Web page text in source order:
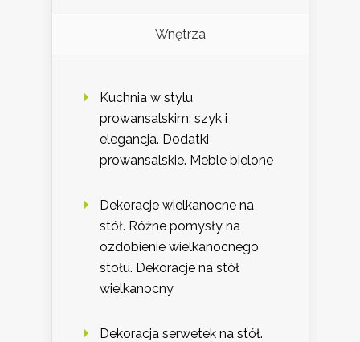
Wnętrza
Kuchnia w stylu
prowansalskim: szyk i
elegancja. Dodatki
prowansalskie. Meble bielone
Dekoracje wielkanocne na
stół. Różne pomysły na
ozdobienie wielkanocnego
stołu. Dekoracje na stół
wielkanocny
Dekoracja serwetek na stół.